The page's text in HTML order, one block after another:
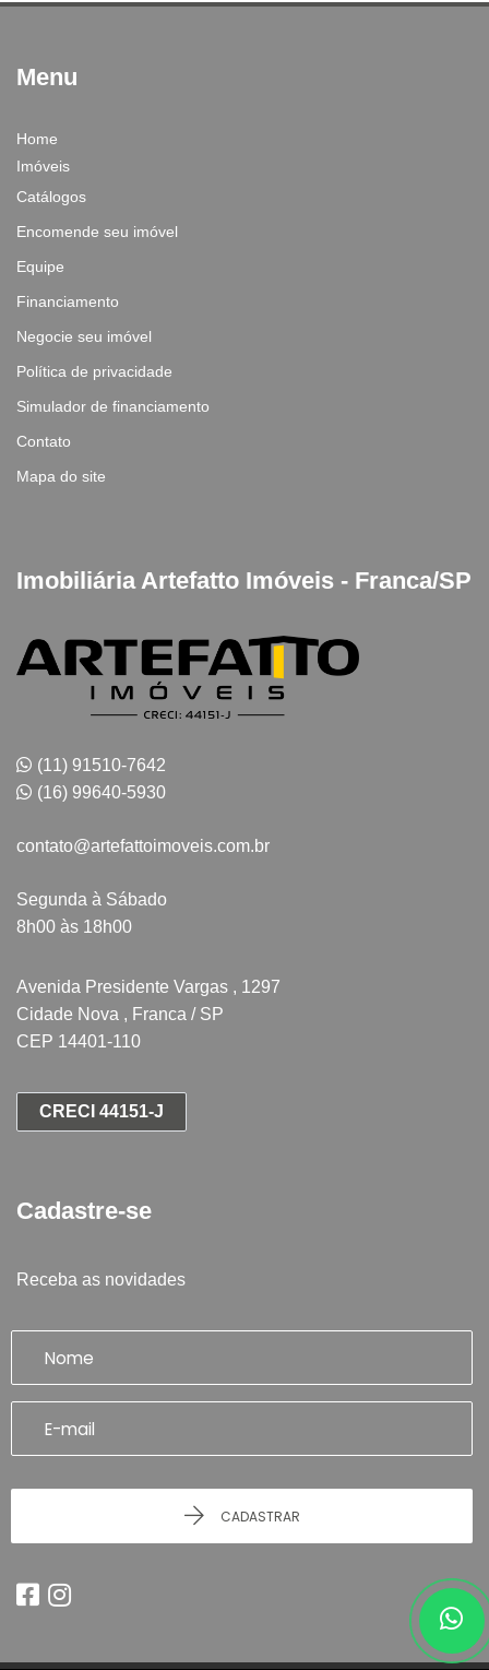
Menu
Home
Imóveis
Catálogos
Encomende seu imóvel
Equipe
Financiamento
Negocie seu imóvel
Política de privacidade
Simulador de financiamento
Contato
Mapa do site
Imobiliária Artefatto Imóveis - Franca/SP
(11) 91510-7642
(16) 99640-5930
contato@artefattoimoveis.com.br
Segunda à Sábado
8h00 às 18h00
Avenida Presidente Vargas , 1297
Cidade Nova , Franca / SP
CEP 14401-110
CRECI 44151-J
Cadastre-se
Receba as novidades
CADASTRAR